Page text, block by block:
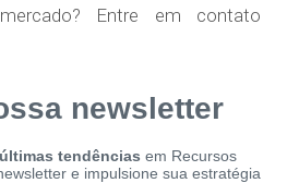
Entre em contato